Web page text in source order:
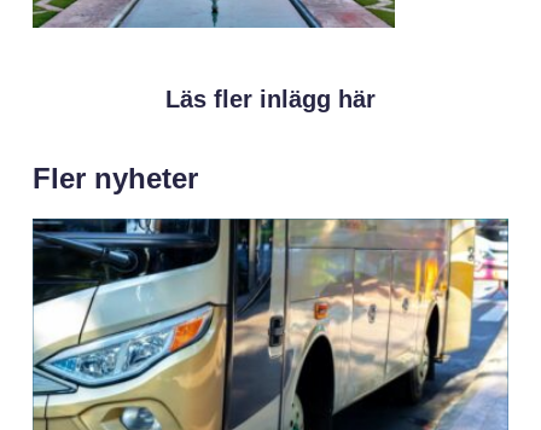
Läs fler inlägg här
Fler nyheter